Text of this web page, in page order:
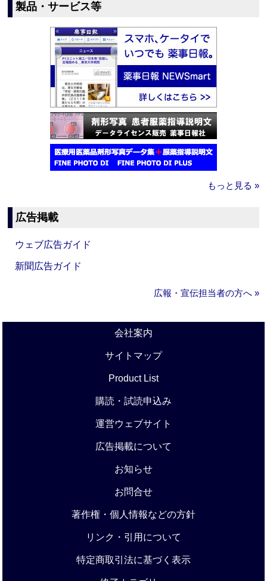
製品・サービス等
もっと見る »
広告掲載
ウェブ広告ガイド
新聞広告ガイド
広報・宣伝担当者の方へ »
会社案内
サイトマップ
Product List
購読・試読申込み
運営ウェブサイト
広告掲載について
お知らせ
お問合せ
著作権・個人情報などの方針
リンク・引用について
特定商取引法に基づく表示